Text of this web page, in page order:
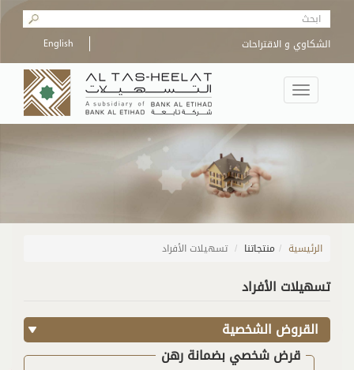
Skip to main content
Search form
English الشكاوي و الاقتراحات
Toggle
navigation
الرئيسية / منتجاتنا تسهيلات الأفراد
تسهيلات الأفراد
القروض الشخصية
قرض شخصي بضمانة رهن